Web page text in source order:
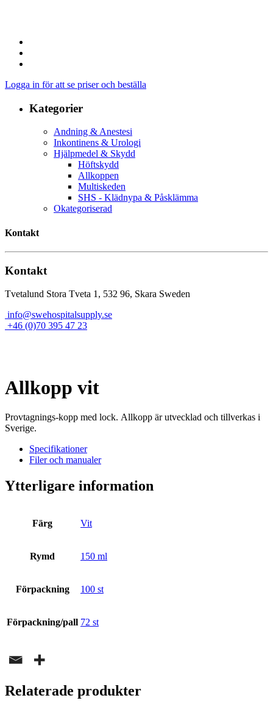
Logga in för att se priser och beställa
Kategorier
Andning & Anestesi
Inkontinens & Urologi
Hjälpmedel & Skydd
Höftskydd
Allkoppen
Multiskeden
SHS - Klädnypa & Påsklämma
Okategoriserad
Kontakt
Kontakt
Tvetalund Stora Tveta 1, 532 96, Skara Sweden
info@swehospitalsupply.se
+46 (0)70 395 47 23
Allkopp vit
Provtagnings-kopp med lock. Allkopp är utvecklad och tillverkas i
Sverige.
Specifikationer
Filer och manualer
Ytterligare information
Färg Vit
Rymd 150 ml
Förpackning 100 st
Förpackning/pall 72 st
Relaterade produkter